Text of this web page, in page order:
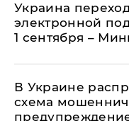
Украина
электронной
1 сентября –
В Украине
схема